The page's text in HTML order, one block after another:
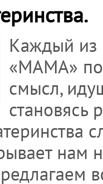
Каждый из
«МАМА»
смысл,
становясь
нам